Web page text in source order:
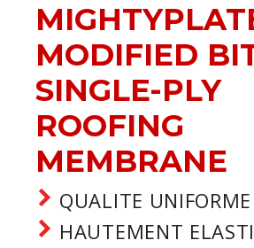
MODIFIED
SINGLE-PLY
ROOFING
MEMBRANE
QUALITE UNIFORME
HAUTEMENT